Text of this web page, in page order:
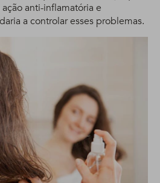
anti-inflamatória e
a controlar esses problemas.